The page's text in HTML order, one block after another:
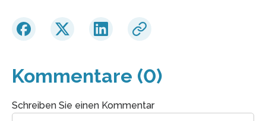
Kommentare (0)
Schreiben Sie einen Kommentar